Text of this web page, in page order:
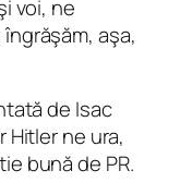
voi, ne
aşa,
de Isac
Hitler ne ura,
bună de PR.